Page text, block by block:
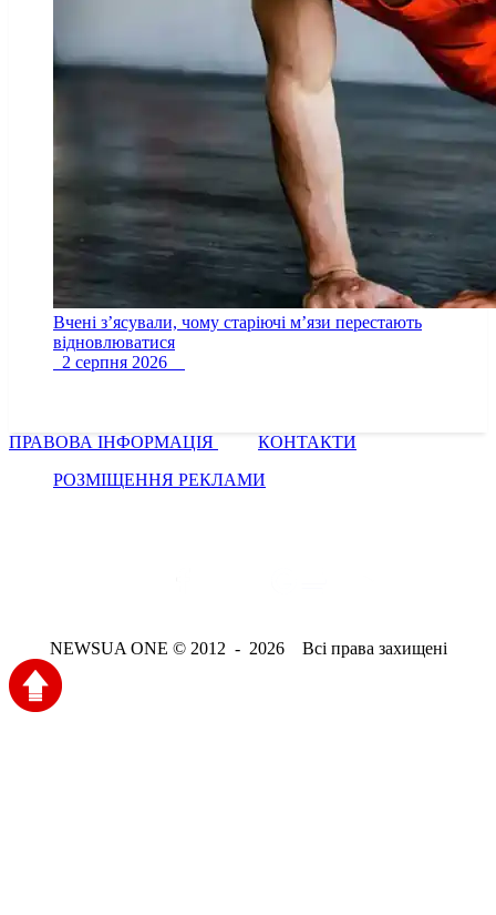
Вчені з’ясували, чому старіючі м’язи перестають
відновлюватися
2 серпня 2026
ПРАВОВА ІНФОРМАЦІЯ
КОНТАКТИ
РОЗМІЩЕННЯ РЕКЛАМИ
NEWSUA ONE © 2012 - 2026 Всі права захищені